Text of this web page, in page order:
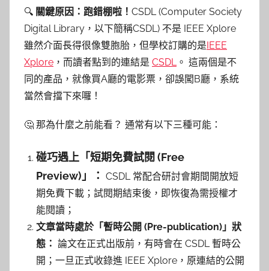
🔍 關鍵原因：跑錯棚啦！ CSDL (Computer Society
Digital Library，以下簡稱CSDL) 不是 IEEE Xplore
雖然介面長得很像雙胞胎，但學校訂購的是 IEEE
Xplore ，而讀者點到的連結是 CSDL。 這兩個是不
同的產品，就像買A廳的電影票，卻誤闖B廳，系統
當然會擋下來囉！
🤔 那為什麼之前能看？ 通常有以下三種可能：
碰巧遇上「短期免費試閱 (Free
Preview)」： CSDL 常配合研討會期間開放短
期免費下載；試閱期結束後，即恢復為需授權才
能閱讀；
文章當時處於「暫時公開 (Pre-publication)」狀
態： 論文在正式出版前，有時會在 CSDL 暫時公
開；一旦正式收錄進 IEEE Xplore，原連結的公開